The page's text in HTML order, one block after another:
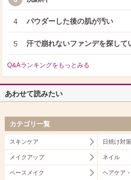
4 パウダーした後の肌が汚い
5 汗で崩れないファンデを探して
Q&Aランキングをもっとみる
あわせて読みたい
カテゴリ一覧
スキンケア 日焼け対
メイクアップ ネイル
ベースメイク ヘアケア